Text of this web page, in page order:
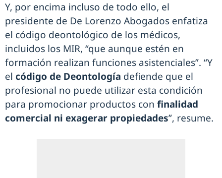
Y, por encima incluso de todo ello, el
presidente de De Lorenzo Abogados enfatiza
el código deontológico de los médicos,
incluidos los MIR, “que aunque estén en
formación realizan funciones asistenciales”. “Y
el código de Deontología defiende que el
profesional no puede utilizar esta condición
para promocionar productos con finalidad
comercial ni exagerar propiedades”, resume.